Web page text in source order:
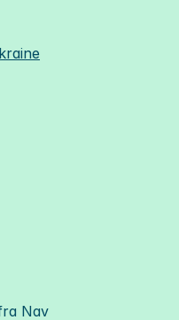
Nav